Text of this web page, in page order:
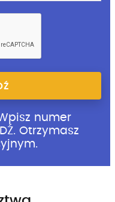
numer
Otrzymasz